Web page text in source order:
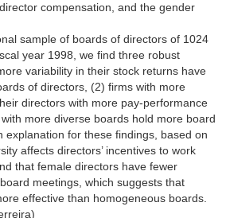
compensation, and the gender
sample of boards of directors of 1024
year 1998, we find three robust
variability in their stock returns have
of directors, (2) firms with more
directors with more pay-performance
more diverse boards hold more board
explanation for these findings, based on
affects directors’ incentives to work
that female directors have fewer
meetings, which suggests that
effective than homogeneous boards.